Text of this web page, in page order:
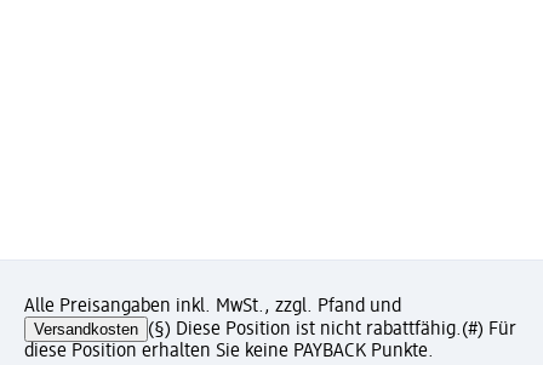
Alle Preisangaben inkl. MwSt., zzgl. Pfand und
Versandkosten (§) Diese Position ist nicht rabattfähig.(#) Für
diese Position erhalten Sie keine PAYBACK Punkte.